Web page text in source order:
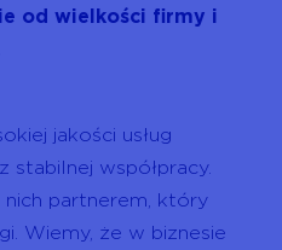
od wielkości firmy i
jakości usług
współpracy.
partnerem, który
Wiemy, że w biznesie